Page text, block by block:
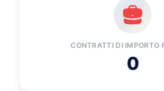
CONTRATTI DI IMPORTO
0